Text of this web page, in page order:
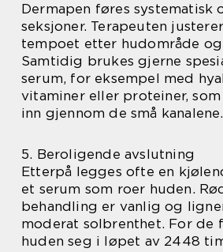
Dermapen føres systematisk
seksjoner. Terapeuten
tempoet etter hudområde
Samtidig brukes gjerne
serum, for eksempel med
vitaminer eller proteiner,
inn gjennom de små kanalene.
5. Beroligende avslutning
Etterpå legges ofte en
et serum som roer huden.
behandling er vanlig og
moderat solbrenthet. For de
huden seg i løpet av 2448